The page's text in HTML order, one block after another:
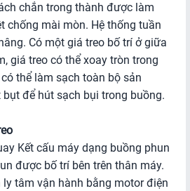
chắn trong thành được làm
chống mài mòn. Hệ thống tuần
Có một giá treo bố trí ở giữa
giá treo có thể xoay tròn trong
thể làm sạch toàn bộ sản
để hút sạch bụi trong buồng.
Kết cấu máy dạng buồng phun
được bố trí bên trên thân máy.
ly tâm vận hành bằng motor điện